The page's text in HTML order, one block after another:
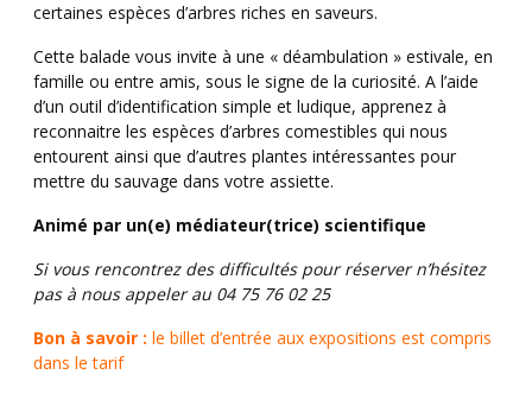
certaines espèces d’arbres riches en saveurs.
Cette balade vous invite à une « déambulation » estivale, en
famille ou entre amis, sous le signe de la curiosité. A l’aide
d’un outil d’identification simple et ludique, apprenez à
reconnaitre les espèces d’arbres comestibles qui nous
entourent ainsi que d’autres plantes intéressantes pour
mettre du sauvage dans votre assiette.
Animé par un(e) médiateur(trice) scientifique
Si vous rencontrez des difficultés pour réserver n’hésitez
pas à nous appeler au 04 75 76 02 25
Bon à savoir :le billet d’entrée aux expositions est compris
dans le tarif